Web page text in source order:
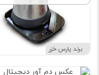
برند پارس خزر